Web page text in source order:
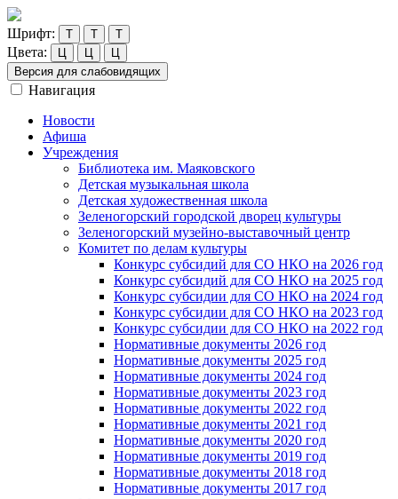
Шрифт: Т Т Т
Цвета: Ц Ц
Ц
Версия для слабовидящих
Навигация
Новости
Афиша
Учреждения
Библиотека им. Маяковского
Детская музыкальная школа
Детская художественная школа
Зеленогорский городской дворец культуры
Зеленогорский музейно-выставочный центр
Комитет по делам культуры
Конкурс субсидий для СО НКО на 2026 год
Конкурс субсидий для СО НКО на 2025 год
Конкурс субсидии для СО НКО на 2024 год
Конкурс субсидии для СО НКО на 2023 год
Конкурс субсидии для СО НКО на 2022 год
Нормативные документы 2026 год
Нормативные документы 2025 год
Нормативные документы 2024 год
Нормативные документы 2023 год
Нормативные документы 2022 год
Нормативные документы 2021 год
Нормативные документы 2020 год
Нормативные документы 2019 год
Нормативные документы 2018 год
Нормативные документы 2017 год